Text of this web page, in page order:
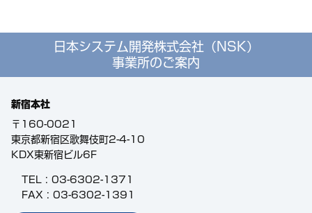
日本システム開発株式会社（NSK）
事業所のご案内
新宿本社
〒160-0021
東京都新宿区歌舞伎町2-4-10
KDX東新宿ビル6F
TEL : 03-6302-1371
FAX : 03-6302-1391